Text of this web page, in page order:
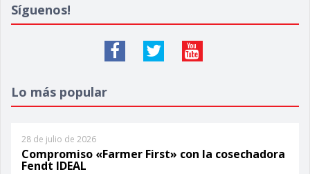
Síguenos!
Lo más popular
28 de julio de 2026
Compromiso «Farmer First» con la cosechadora
Fendt IDEAL